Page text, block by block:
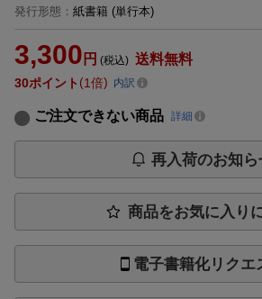
発行形態 ： 紙書籍 (単行本)
3,300 円 (税込) 送料無料
30ポイント 1倍 内訳
ご注文できない商品 詳細
再入荷のお知ら
商品をお気に入り
電子書籍化リクエ